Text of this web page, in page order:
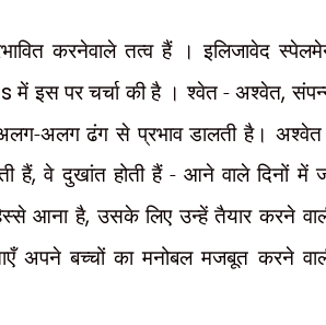
करनेवाले तत्व हैं । इलिजावेद
में इस पर चर्चा की है । श्वेत - अश्वेत,
अलग ढंग से प्रभाव डालती है।
हैं,वे दुखांत होती हैं - आने वाले दिनों में
आना है,उसके लिए उन्हें तैयार करने
अपने बच्चों का मनोबल मजबूत करने